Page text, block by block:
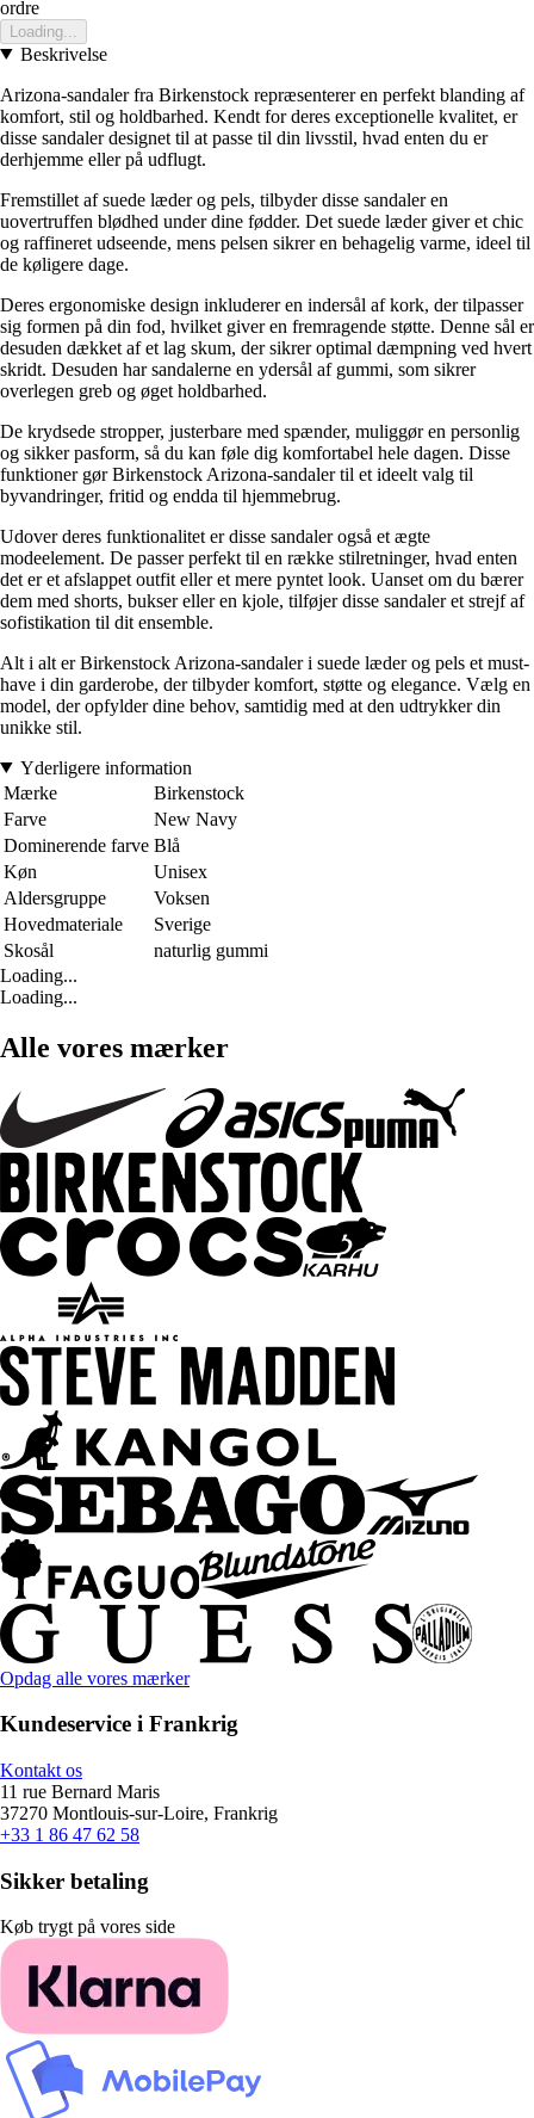
ordre
Loading...
Beskrivelse
Arizona-sandaler fra Birkenstock repræsenterer en perfekt blanding af
komfort, stil og holdbarhed. Kendt for deres exceptionelle kvalitet, er
disse sandaler designet til at passe til din livsstil, hvad enten du er
derhjemme eller på udflugt.
Fremstillet af suede læder og pels, tilbyder disse sandaler en
uovertruffen blødhed under dine fødder. Det suede læder giver et chic
og raffineret udseende, mens pelsen sikrer en behagelig varme, ideel til
de køligere dage.
Deres ergonomiske design inkluderer en indersål af kork, der tilpasser
sig formen på din fod, hvilket giver en fremragende støtte. Denne sål er
desuden dækket af et lag skum, der sikrer optimal dæmpning ved hvert
skridt. Desuden har sandalerne en ydersål af gummi, som sikrer
overlegen greb og øget holdbarhed.
De krydsede stropper, justerbare med spænder, muliggør en personlig
og sikker pasform, så du kan føle dig komfortabel hele dagen. Disse
funktioner gør Birkenstock Arizona-sandaler til et ideelt valg til
byvandringer, fritid og endda til hjemmebrug.
Udover deres funktionalitet er disse sandaler også et ægte
modeelement. De passer perfekt til en række stilretninger, hvad enten
det er et afslappet outfit eller et mere pyntet look. Uanset om du bærer
dem med shorts, bukser eller en kjole, tilføjer disse sandaler et strejf af
sofistikation til dit ensemble.
Alt i alt er Birkenstock Arizona-sandaler i suede læder og pels et must-
have i din garderobe, der tilbyder komfort, støtte og elegance. Vælg en
model, der opfylder dine behov, samtidig med at den udtrykker din
unikke stil.
Yderligere information
Mærke
Birkenstock
Farve
New Navy
Dominerende farve Blå
Køn
Unisex
Aldersgruppe
Voksen
Hovedmateriale
Sverige
Skosål
naturlig gummi
Loading...
Loading...
Alle vores mærker
Opdag alle vores mærker
Kundeservice i Frankrig
Kontakt os
11 rue Bernard Maris
37270 Montlouis-sur-Loire, Frankrig
+33 1 86 47 62 58
Sikker betaling
Køb trygt på vores side